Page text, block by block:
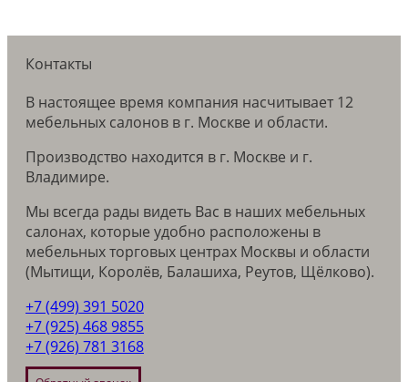
Контакты
В настоящее время компания насчитывает 12
мебельных салонов в г. Москве и области.
Производство находится в г. Москве и г.
Владимире.
Мы всегда рады видеть Вас в наших мебельных
салонах, которые удобно расположены в
мебельных торговых центрах Москвы и области
(Мытищи, Королёв, Балашиха, Реутов, Щёлково).
+7 (499) 391 5020
+7 (925) 468 9855
+7 (926) 781 3168